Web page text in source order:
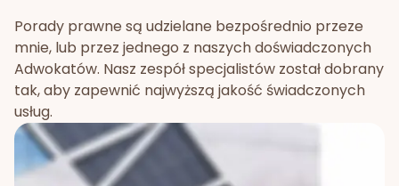
Porady prawne są udzielane bezpośrednio przeze
mnie, lub przez jednego z naszych doświadczonych
Adwokatów. Nasz zespół specjalistów został dobrany
tak, aby zapewnić najwyższą jakość świadczonych
usług.